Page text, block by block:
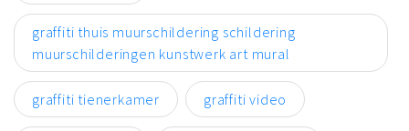
graffiti thuis muurschildering schildering
muurschilderingen kunstwerk art mural
graffiti tienerkamer graffiti video